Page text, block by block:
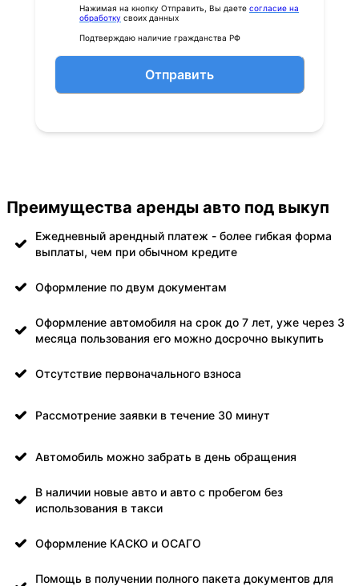
Нажимая на кнопку Отправить, Вы даете согласие на
обработку своих данных
Подтверждаю наличие гражданства РФ
Отправить
Преимущества аренды авто под выкуп
Ежедневный арендный платеж - более гибкая форма
выплаты, чем при обычном кредите
Оформление по двум документам
Оформление автомобиля на срок до 7 лет, уже через 3
месяца пользования его можно досрочно выкупить
Отсутствие первоначального взноса
Рассмотрение заявки в течение 30 минут
Автомобиль можно забрать в день обращения
В наличии новые авто и авто с пробегом без
использования в такси
Оформление КАСКО и ОСАГО
Помощь в получении полного пакета документов для